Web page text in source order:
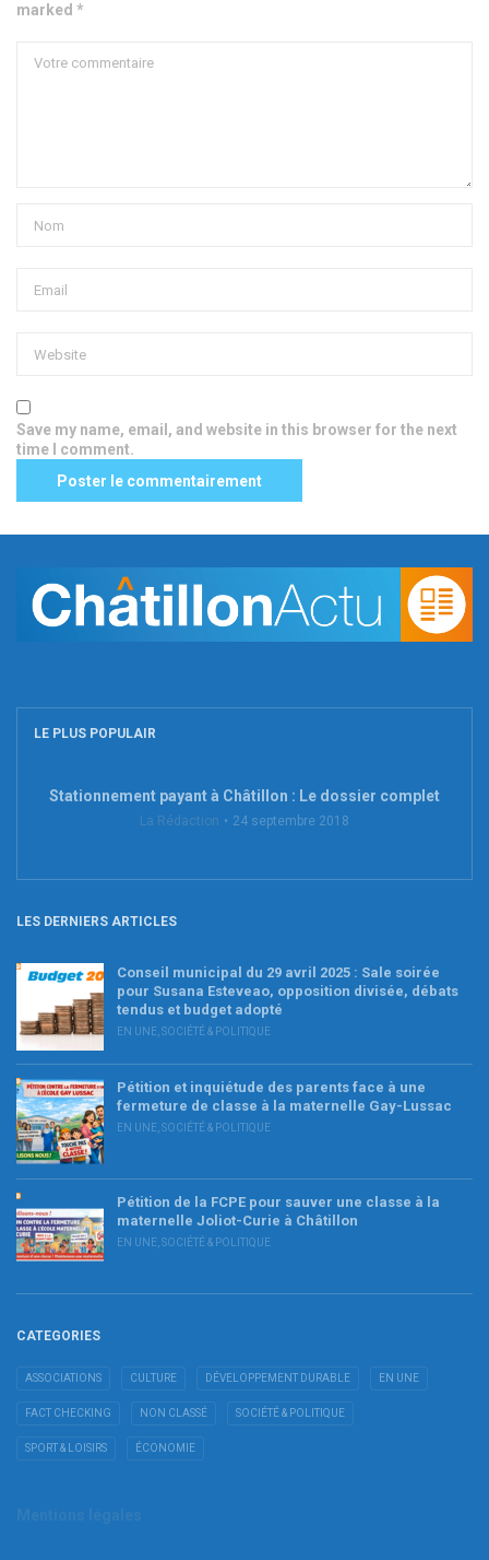
marked *
Save my name, email, and website in this browser for the next
time I comment.
LE PLUS POPULAIR
Stationnement payant à Châtillon : Le dossier complet
La Rédaction 24 septembre 2018
LES DERNIERS ARTICLES
Conseil municipal du 29 avril 2025 : Sale soirée
pour Susana Esteveao, opposition divisée, débats
tendus et budget adopté
EN UNE SOCIÉTÉ & POLITIQUE
Pétition et inquiétude des parents face à une
fermeture de classe à la maternelle Gay-Lussac
EN UNE SOCIÉTÉ & POLITIQUE
Pétition de la FCPE pour sauver une classe à la
maternelle Joliot-Curie à Châtillon
EN UNE SOCIÉTÉ & POLITIQUE
CATEGORIES
ASSOCIATIONS CULTURE DÉVELOPPEMENT DURABLE EN UNE
FACT CHECKING NON CLASSÉ SOCIÉTÉ & POLITIQUE
SPORT & LOISIRS ÉCONOMIE